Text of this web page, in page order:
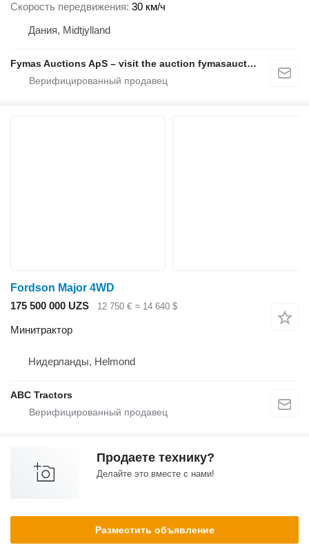
Скорость передвижения 30 км/ч
Дания, Midtjylland
Fymas Auctions ApS – visit the auction fymasauctions.dk
Fordson Major 4WD
175 500 000 UZS
12 750 € ≈ 14 640 $
Минитрактор
Нидерланды, Helmond
ABC Tractors
Продаете технику?
Делайте это вместе с нами!
Разместить объявление